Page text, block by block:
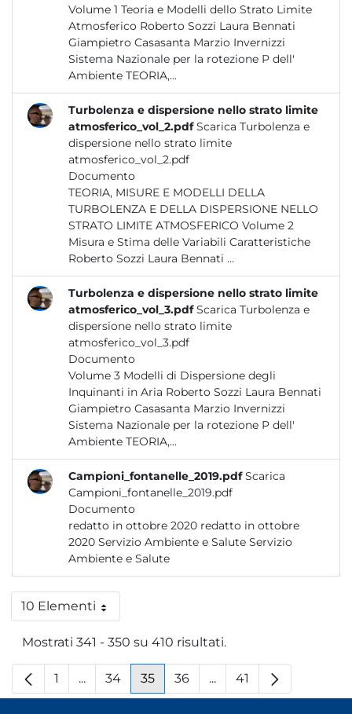
Volume 1 Teoria e Modelli dello Strato Limite
Atmosferico Roberto Sozzi Laura Bennati
Giampietro Casasanta Marzio Invernizzi
Sistema Nazionale per la rotezione P dell'
Ambiente TEORIA,...
Turbolenza e dispersione nello strato limite
atmosferico_vol_2.pdf Scarica Turbolenza e
dispersione nello strato limite
atmosferico_vol_2.pdf
Documento
TEORIA, MISURE E MODELLI DELLA
TURBOLENZA E DELLA DISPERSIONE NELLO
STRATO LIMITE ATMOSFERICO Volume 2
Misura e Stima delle Variabili Caratteristiche
Roberto Sozzi Laura Bennati ...
Turbolenza e dispersione nello strato limite
atmosferico_vol_3.pdf Scarica Turbolenza e
dispersione nello strato limite
atmosferico_vol_3.pdf
Documento
Volume 3 Modelli di Dispersione degli
Inquinanti in Aria Roberto Sozzi Laura Bennati
Giampietro Casasanta Marzio Invernizzi
Sistema Nazionale per la rotezione P dell'
Ambiente TEORIA,...
Campioni_fontanelle_2019.pdf Scarica
Campioni_fontanelle_2019.pdf
Documento
redatto in ottobre 2020 redatto in ottobre
2020 Servizio Ambiente e Salute Servizio
Ambiente e Salute
10 ElementiPer pagina
Mostrati 341 - 350 su 410 risultati.
Pagina
1 ...Pagine intermedie
Pagina
34 Pagina
35 Pagina
36 ...Pagine intermedie
Pagina
41